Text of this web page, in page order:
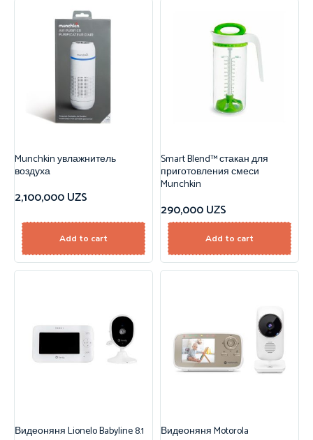
Munchkin увлажнитель
воздуха
2,100,000UZS
Add to cart
Smart Blend™ стакан для
приготовления смеси
Munchkin
290,000UZS
Add to cart
Видеоняня Lionelo Babyline 8.1 Видеоняня Motorola